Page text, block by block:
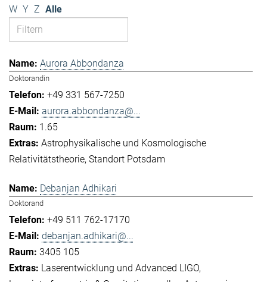
W Y Z Alle
Aurora Abbondanza
Doktorandin
+49 331 567-7250
aurora.abbondanza@...
1.65
Astrophysikalische und Kosmologische
Relativitätstheorie Standort Potsdam
Debanjan Adhikari
Doktorand
+49 511 762-17170
debanjan.adhikari@...
3405 105
Laserentwicklung und Advanced LIGO